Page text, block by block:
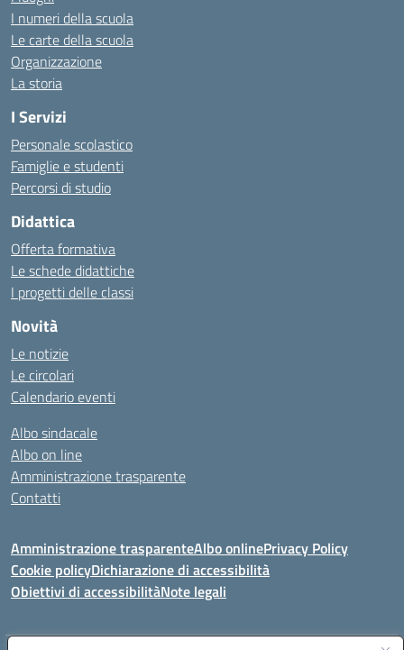
I numeri della scuola
Le carte della scuola
Organizzazione
La storia
I Servizi
Personale scolastico
Famiglie e studenti
Percorsi di studio
Didattica
Offerta formativa
Le schede didattiche
I progetti delle classi
Novità
Le notizie
Le circolari
Calendario eventi
Albo sindacale
Albo on line
Amministrazione trasparente
Contatti
Amministrazione trasparenteAlbo onlinePrivacy Policy
Cookie policyDichiarazione di accessibilità
Obiettivi di accessibilitàNote legali